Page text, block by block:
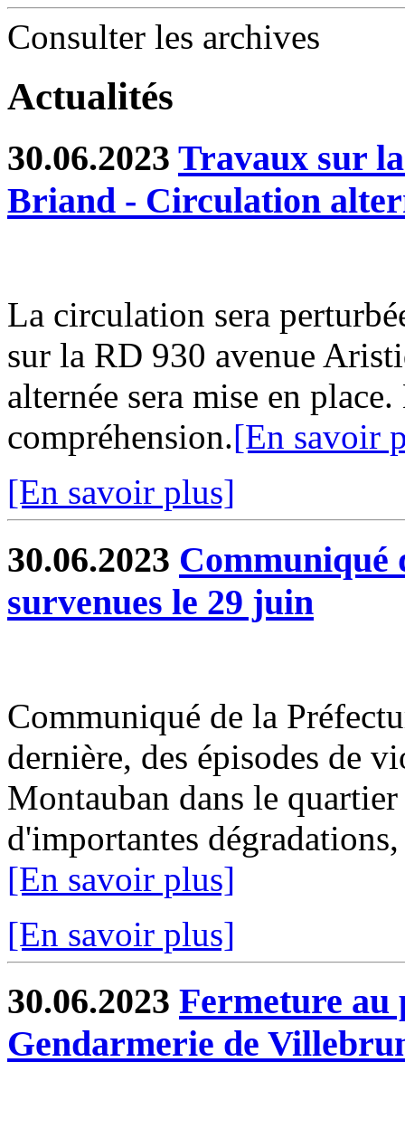
Consulter les archives
Actualités
30.06.2023 Travaux sur
Briand - Circulation
La circulation sera
sur la RD 930 avenue
alternée sera mise en
compréhension.[En savoir
[En savoir plus]
30.06.2023 Communiqué
survenues le 29 juin
Communiqué de la
dernière, des épisodes de
Montauban dans le
d'importantes
[En savoir plus]
[En savoir plus]
30.06.2023 Fermeture au
Gendarmerie de